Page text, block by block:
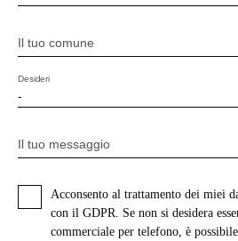
Il tuo comune
-
Desideri
Il tuo messaggio
Acconsento al trattamento dei miei
con il GDPR. Se non si desidera
commerciale per telefono, è